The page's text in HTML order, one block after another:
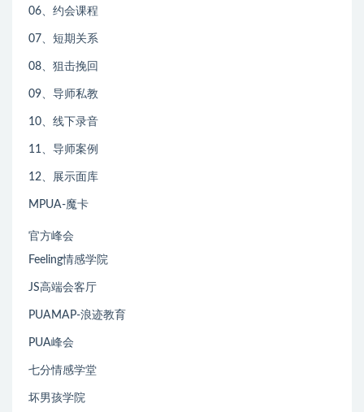
06、约会课程
07、短期关系
08、狙击挽回
09、导师私教
10、线下录音
11、导师案例
12、展示面库
MPUA-魔卡
官方峰会
Feeling情感学院
JS高端会客厅
PUAMAP-浪迹教育
PUA峰会
七分情感学堂
坏男孩学院